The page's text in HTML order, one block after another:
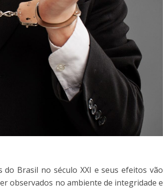
Brasil no século XXI e seus efeitos vão
observados no ambiente de integridade e